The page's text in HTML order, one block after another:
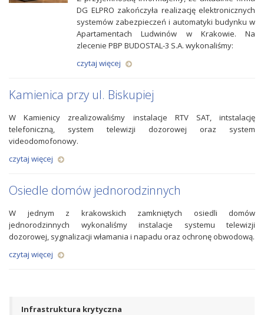
DG ELPRO zakończyła realizację elektronicznych
systemów zabezpieczeń i automatyki budynku w
Apartamentach Ludwinów w Krakowie. Na
zlecenie PBP BUDOSTAL-3 S.A. wykonaliśmy:
czytaj więcej
Kamienica przy ul. Biskupiej
W Kamienicy zrealizowaliśmy instalacje RTV SAT, intstalację
telefoniczną, system telewizji dozorowej oraz system
videodomofonowy.
czytaj więcej
Osiedle domów jednorodzinnych
W jednym z krakowskich zamkniętych osiedli domów
jednorodzinnych wykonaliśmy instalacje systemu telewizji
dozorowej, sygnalizacji włamania i napadu oraz ochronę obwodową.
czytaj więcej
Infrastruktura krytyczna